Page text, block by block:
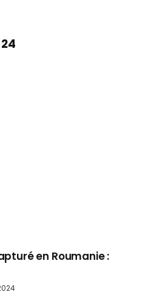
en Roumanie :